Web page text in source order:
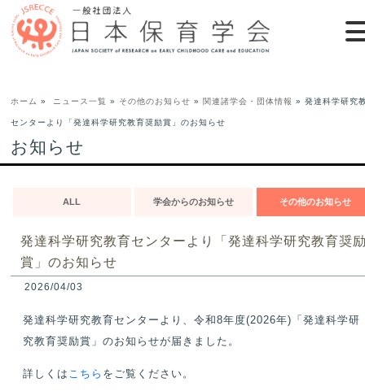
ホーム » ニュース一覧 » その他のお知らせ » 関連諸学会・団体情報 » 発達科学研究
センターより「発達科学研究教育奨励賞」のお知らせ
お知らせ
ALL 学会からのお知らせ その他のお知らせ
発達科学研究教育センターより「発達科学研究教育奨
賞」のお知らせ
2026/04/03
発達科学研究教育センターより、令和8年度(2026年)「発達科学研
究教育奨励賞」のお知らせが届きました。
詳しくは こちら をご覧ください。